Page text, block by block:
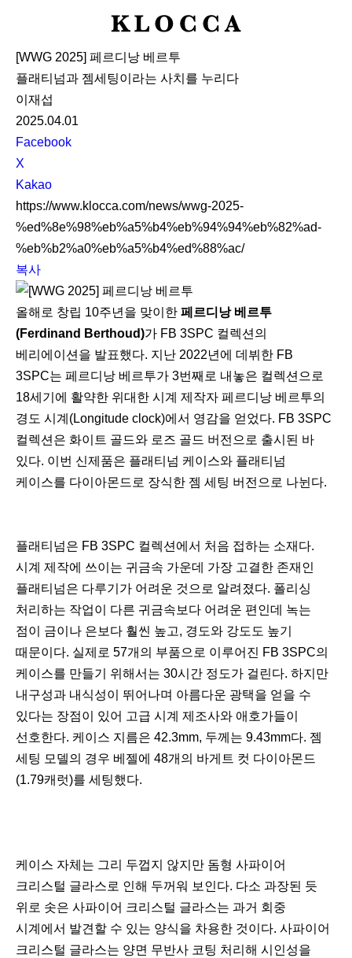
K
O
C
[WWG 2025] 페르디낭 베르투
플래티넘과 젬세팅이라는 사치를 누리다
이재섭
2025.04.01
S
N
S
S
h
a
r
e
Facebook
X
Kakao
https://www.klocca.com/news/wwg-2025-
%ed%8e%98%eb%a5%b4%eb%94%94%eb%82%ad-
%eb%b2%a0%eb%a5%b4%ed%88%ac/
복사
올해로 창립 10주년을 맞이한 페르디낭 베르투
(Ferdinand Berthoud)가 FB 3SPC 컬렉션의
베리에이션을 발표했다. 지난 2022년에 데뷔한 FB
3SPC는 페르디낭 베르투가 3번째로 내놓은 컬렉션으로
18세기에 활약한 위대한 시계 제작자 페르디낭 베르투의
경도 시계(Longitude clock)에서 영감을 얻었다. FB 3SPC
컬렉션은 화이트 골드와 로즈 골드 버전으로 출시된 바
있다. 이번 신제품은 플래티넘 케이스와 플래티넘
케이스를 다이아몬드로 장식한 젬 세팅 버전으로 나뉜다.
플래티넘은 FB 3SPC 컬렉션에서 처음 접하는 소재다.
시계 제작에 쓰이는 귀금속 가운데 가장 고결한 존재인
플래티넘은 다루기가 어려운 것으로 알려졌다. 폴리싱
처리하는 작업이 다른 귀금속보다 어려운 편인데 녹는
점이 금이나 은보다 훨씬 높고, 경도와 강도도 높기
때문이다. 실제로 57개의 부품으로 이루어진 FB 3SPC의
케이스를 만들기 위해서는 30시간 정도가 걸린다. 하지만
내구성과 내식성이 뛰어나며 아름다운 광택을 얻을 수
있다는 장점이 있어 고급 시계 제조사와 애호가들이
선호한다. 케이스 지름은 42.3mm, 두께는 9.43mm다. 젬
세팅 모델의 경우 베젤에 48개의 바게트 컷 다이아몬드
(1.79캐럿)를 세팅했다.
케이스 자체는 그리 두껍지 않지만 돔형 사파이어
크리스털 글라스로 인해 두꺼워 보인다. 다소 과장된 듯
위로 솟은 사파이어 크리스털 글라스는 과거 회중
시계에서 발견할 수 있는 양식을 차용한 것이다. 사파이어
크리스털 글라스는 양면 무반사 코팅 처리해 시인성을